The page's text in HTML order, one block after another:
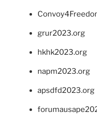
grur2023.org
hkhk2023.org
napm2023.org
apsdfd2023.org